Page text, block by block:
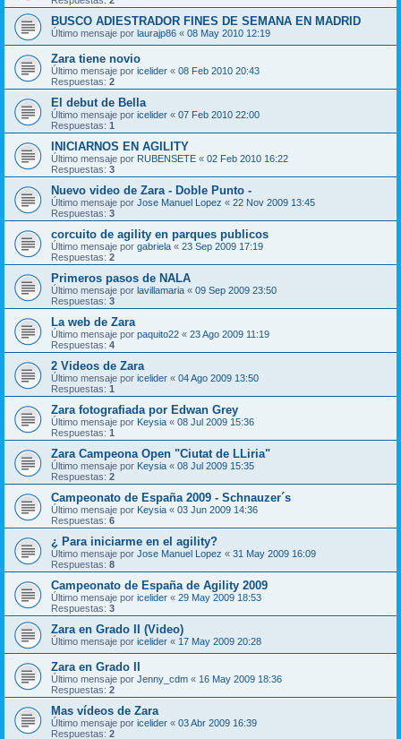
BUSCO ADIESTRADOR FINES DE SEMANA EN MADRID
Último mensaje por laurajp86 « 08 May 2010 12:19
Zara tiene novio
Último mensaje por icelider « 08 Feb 2010 20:43
Respuestas: 2
El debut de Bella
Último mensaje por icelider « 07 Feb 2010 22:00
Respuestas: 1
INICIARNOS EN AGILITY
Último mensaje por RUBENSETE « 02 Feb 2010 16:22
Respuestas: 3
Nuevo video de Zara - Doble Punto -
Último mensaje por Jose Manuel Lopez « 22 Nov 2009 13:45
Respuestas: 3
corcuito de agility en parques publicos
Último mensaje por gabriela « 23 Sep 2009 17:19
Respuestas: 2
Primeros pasos de NALA
Último mensaje por lavillamaria « 09 Sep 2009 23:50
Respuestas: 3
La web de Zara
Último mensaje por paquito22 « 23 Ago 2009 11:19
Respuestas: 4
2 Videos de Zara
Último mensaje por icelider « 04 Ago 2009 13:50
Respuestas: 1
Zara fotografiada por Edwan Grey
Último mensaje por Keysia « 08 Jul 2009 15:36
Respuestas: 1
Zara Campeona Open "Ciutat de LLiria"
Último mensaje por Keysia « 08 Jul 2009 15:35
Respuestas: 2
Campeonato de España 2009 - Schnauzer´s
Último mensaje por Keysia « 03 Jun 2009 14:36
Respuestas: 6
¿ Para iniciarme en el agility?
Último mensaje por Jose Manuel Lopez « 31 May 2009 16:09
Respuestas: 8
Campeonato de España de Agility 2009
Último mensaje por icelider « 29 May 2009 18:53
Respuestas: 3
Zara en Grado II (Video)
Último mensaje por icelider « 17 May 2009 20:28
Zara en Grado II
Último mensaje por Jenny_cdm « 16 May 2009 18:36
Respuestas: 2
Mas vídeos de Zara
Último mensaje por icelider « 03 Abr 2009 16:39
Respuestas: 2